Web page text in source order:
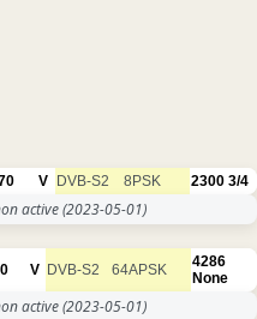
V DVB-S2 8PSK 2300 3/4
active(2023-05-01)
V DVB-S2 64APSK
4286
None
active(2023-05-01)